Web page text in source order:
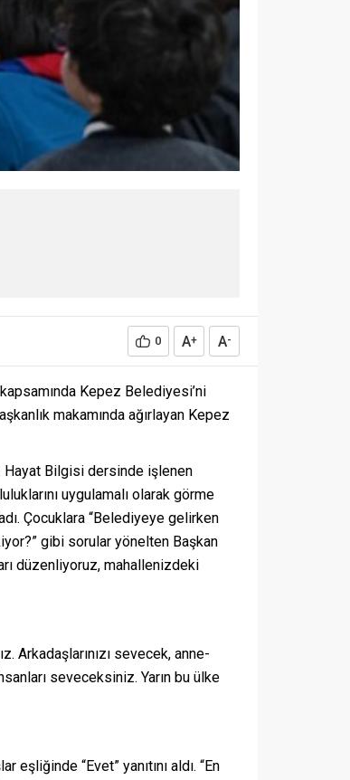
0 A+ A-
Kepez Belediyesi’ni
makamında ağırlayan Kepez
Hayat Bilgisi dersinde işlenen
uygulamalı olarak görme
Çocuklara “Belediyeye gelirken
gibi sorular yönelten Başkan
düzenliyoruz, mahallenizdeki
Arkadaşlarınızı sevecek, anne-
seveceksiniz. Yarın bu ülke
“Evet” yanıtını aldı. “En